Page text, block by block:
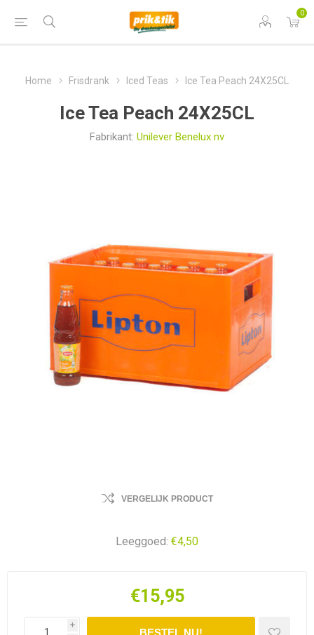
0
Home Frisdrank Iced Teas Ice Tea Peach 24X25CL
Ice Tea Peach 24X25CL
Fabrikant: Unilever Benelux nv
VERGELIJK PRODUCT
Leeggoed: €4,50
€15,95
i